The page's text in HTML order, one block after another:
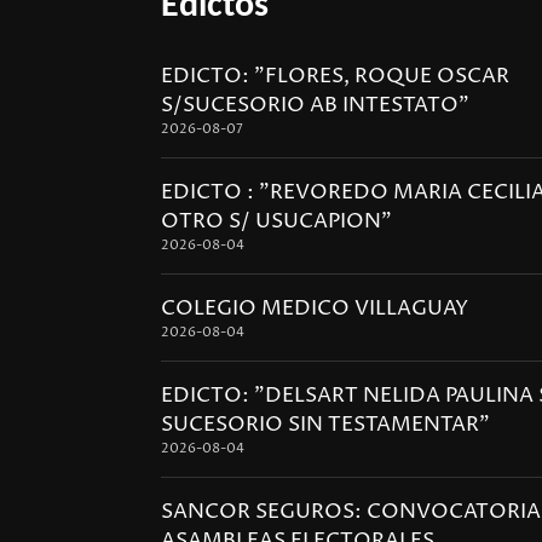
EDICTO: "FLORES, ROQUE OSCAR
S/SUCESORIO AB INTESTATO"
2026-08-07
EDICTO : "REVOREDO MARIA
OTRO S/ USUCAPION"
2026-08-04
COLEGIO MEDICO VILLAGUAY
2026-08-04
EDICTO: "DELSART NELIDA PAULINA
SUCESORIO SIN TESTAMENTAR"
2026-08-04
SANCOR SEGUROS: